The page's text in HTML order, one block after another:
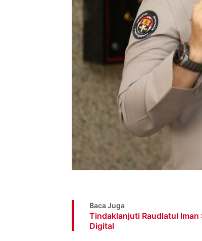
Baca Juga
Tindaklanjuti Raudlatul Iman
Digital